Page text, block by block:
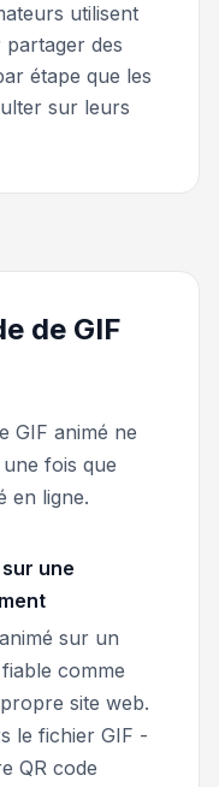
utilisent
partager des
étape que les
sur leurs
de GIF
GIF animé ne
fois que
en ligne.
une
sur un
comme
site web.
le fichier GIF -
QR code